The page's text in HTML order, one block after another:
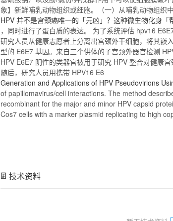
象】新鲜哺乳动物组织或细胞。（一）从哺乳动物组织
HPV 并不是宫颈癌唯一的「元凶」？这种微生物化身「
，同时进行了蛋白质的表达。 为了系统评估 hpv16
研究人员从健康志愿者上分离出宫颈外干细胞，将其嵌
型的 E6E7 基因。来自三个供体的子宫颈外器官检测
HPV E6E7 阴性的类器官被用于研究 HPV 整合对健康
随后，研究人员用携带 HPV16 E6
Generation and Applications of HPV Pseudovirions
of papillomavirus/cell interactions. The method
recombinant for the major and minor HPV capsid
Cos7 cells with a marker plasmid replicating to high
技术资料